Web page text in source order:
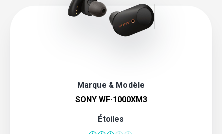
Marque & Modèle
SONY WF-1000XM3
Étoiles